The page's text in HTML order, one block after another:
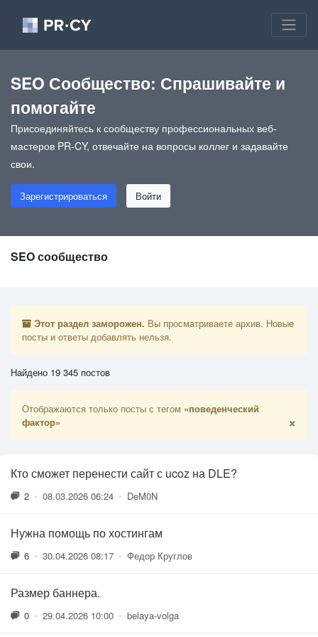
SEO Сообщество: Спрашивайте и
помогайте
Присоединяйтесь к сообществу профессиональных веб-
мастеров PR-CY, отвечайте на вопросы коллег и задавайте
свои.
Зарегистрироваться Войти
SEO сообщество
Этот раздел заморожен. Вы просматриваете архив. Новые
посты и ответы добавлять нельзя.
Найдено 19 345 постов
Отображаются только посты с тегом «поведенческий
фактор»
×
Кто сможет перенести сайт с ucoz на DLE?
2 • 08.03.2026 06:24 • DeM0N
Нужна помощь по хостингам
6 • 30.04.2026 08:17 • Федор Круглов
Размер баннера.
0 • 29.04.2026 10:00 • belaya-volga